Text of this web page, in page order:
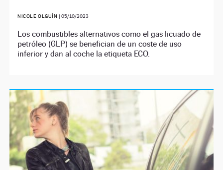
NICOLE OLGUÍN | 05/10/2023
Los combustibles alternativos como el gas licuado de
petróleo (GLP) se benefician de un coste de uso
inferior y dan al coche la etiqueta ECO.